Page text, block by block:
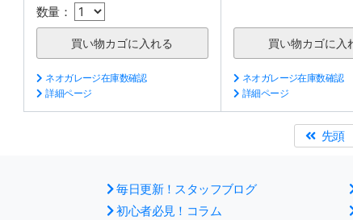
数量：
ネオガレージ在庫数確認
詳細ページ
ネオガレージ在庫数確認
詳細ページ
先頭
毎日更新！スタッフブログ
初心者必見！コラム